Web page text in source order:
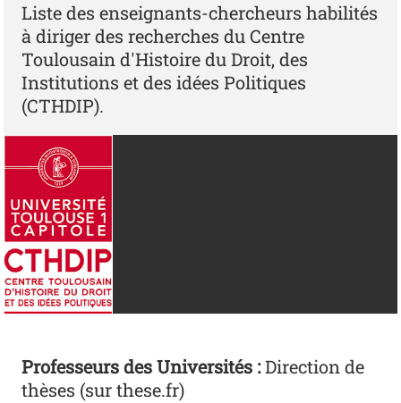
Liste des enseignants-chercheurs habilités
à diriger des recherches du Centre
Toulousain d'Histoire du Droit, des
Institutions et des idées Politiques
(CTHDIP).
Professeurs des Universités :Direction de
thèses (sur these.fr)